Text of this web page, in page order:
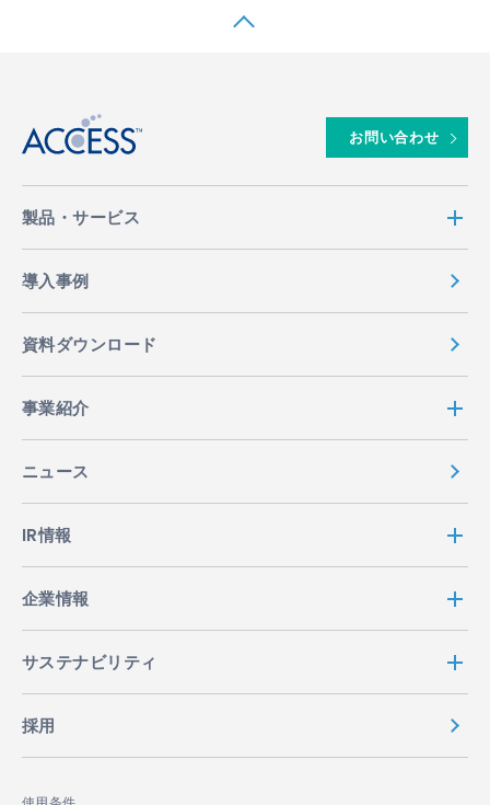
お問い合わせ
製品・サービス
導入事例
資料ダウンロード
事業紹介
ニュース
IR情報
企業情報
サステナビリティ
採用